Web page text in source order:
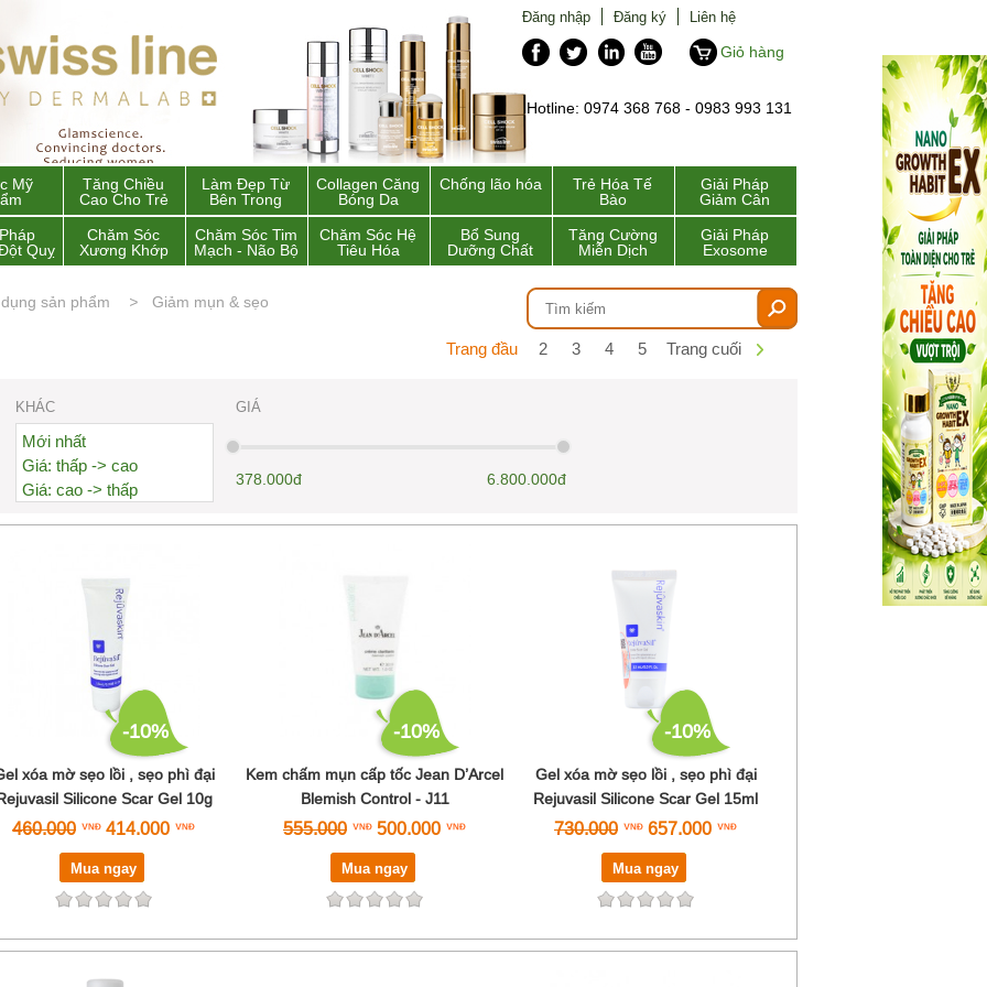
Đăng nhập Đăng ký
Liên hệ
Giỏ hàng
Hotline: 0974 368 768 - 0983 993 131
Mỹ
Tăng Chiều
Cao Cho Trẻ
Làm Đẹp Từ
Bên Trong
Collagen Căng
Bóng Da
Chống lão hóa
Trẻ Hóa Tế
Bào
Giải Pháp
Giảm Cân
Quỵ
Chăm Sóc
Xương Khớp
Chăm Sóc Tim
Mạch - Não Bộ
Chăm Sóc Hệ
Tiêu Hóa
Bổ Sung
Dưỡng Chất
Tăng Cường
Miễn Dịch
Giải Pháp
Exosome
sản phẩm Giảm mụn & sẹo
Trang đầu 2 3 4 5 Trang cuối
KHÁC
Mới nhất
Giá: thấp -> cao
Giá: cao -> thấp
GIÁ
378.000đ 6.800.000đ
-10%
xóa mờ sẹo lồi , sẹo phì đại
Silicone Scar Gel 10g
460.000 414.000
Mua ngay
-10%
Kem chấm mụn cấp tốc Jean D’Arcel
Blemish Control - J11
555.000 500.000
Mua ngay
-10%
Gel xóa mờ sẹo lồi , sẹo phì đại
Rejuvasil Silicone Scar Gel 15ml
730.000 657.000
Mua ngay